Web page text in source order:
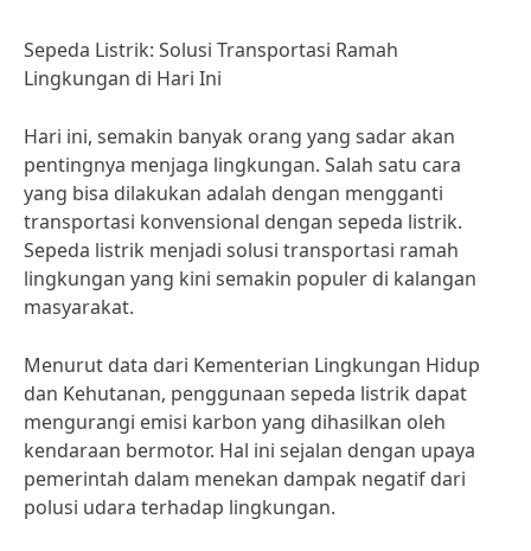
Sepeda Listrik: Solusi Transportasi Ramah
Lingkungan di Hari Ini
Hari ini, semakin banyak orang yang sadar akan
pentingnya menjaga lingkungan. Salah satu cara
yang bisa dilakukan adalah dengan mengganti
transportasi konvensional dengan sepeda listrik.
Sepeda listrik menjadi solusi transportasi ramah
lingkungan yang kini semakin populer di kalangan
masyarakat.
Menurut data dari Kementerian Lingkungan Hidup
dan Kehutanan, penggunaan sepeda listrik dapat
mengurangi emisi karbon yang dihasilkan oleh
kendaraan bermotor. Hal ini sejalan dengan upaya
pemerintah dalam menekan dampak negatif dari
polusi udara terhadap lingkungan.